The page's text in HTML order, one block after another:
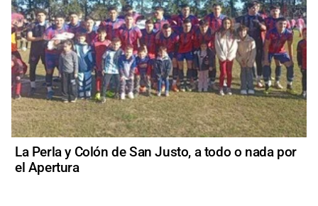
La Perla y Colón de San Justo, a todo o nada por
el Apertura